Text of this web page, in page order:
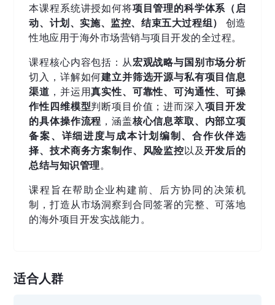
本课程系统讲授如何将项目管理的科学体系（启
动、计划、实施、监控、结束五大过程组）
创造
性地应用于海外市场营销与项目开发的全过程。
课程核心内容包括：从宏观战略与国别市场分析
切入，详解如何建立并筛选开源与私有项目信息
渠道 ，并运用真实性、可靠性、可沟通性、可操
作性四维模型判断项目价值；进而深入项目开发
的具体操作流程 ，涵盖核心信息萃取、内部立项
备案、详细进度与成本计划编制、合作伙伴选
择、技术商务方案制作、风险监控以及开发后的
总结与知识管理。
课程旨在帮助企业构建前、后方协同的决策机
制，打造从市场洞察到合同签署的完整、可落地
的海外项目开发实战能力。
适合人群